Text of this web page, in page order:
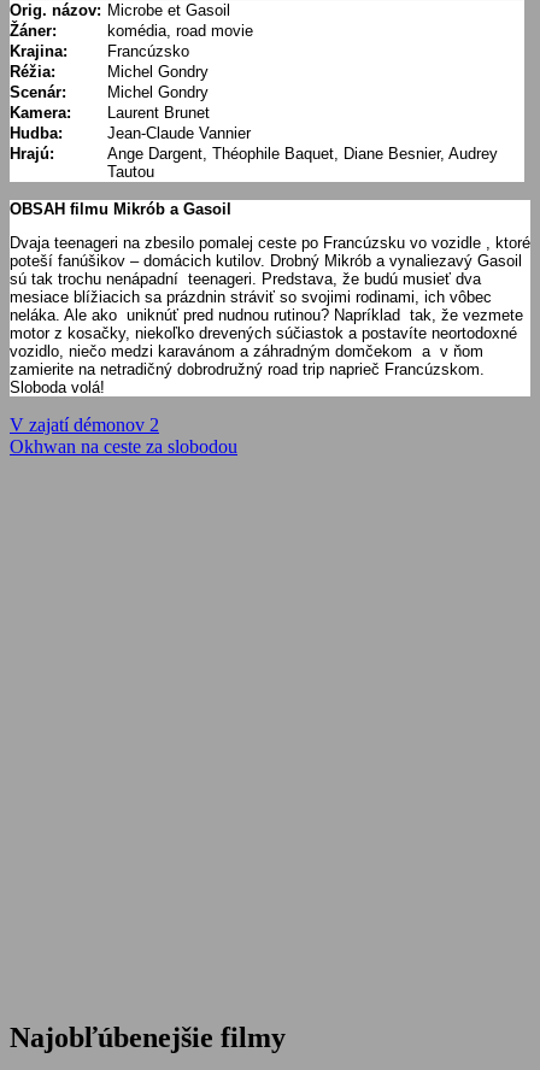
Orig. názov: Microbe et Gasoil
Žáner:
komédia, road movie
Krajina:
Francúzsko
Réžia:
Michel Gondry
Scenár:
Michel Gondry
Kamera:
Laurent Brunet
Hudba:
Jean-Claude Vannier
Hrajú:
Ange Dargent, Théophile Baquet, Diane Besnier, Audrey
Tautou
OBSAH filmu Mikrób a Gasoil
Dvaja teenageri na zbesilo pomalej ceste po Francúzsku vo vozidle , ktoré
poteší fanúšikov – domácich kutilov. Drobný Mikrób a vynaliezavý Gasoil
sú tak trochu nenápadní teenageri. Predstava, že budú musieť dva
mesiace blížiacich sa prázdnin stráviť so svojimi rodinami, ich vôbec
neláka. Ale ako uniknúť pred nudnou rutinou? Napríklad tak, že vezmete
motor z kosačky, niekoľko drevených súčiastok a postavíte neortodoxné
vozidlo, niečo medzi karavánom a záhradným domčekom a v ňom
zamierite na netradičný dobrodružný road trip naprieč Francúzskom.
Sloboda volá!
Navigácia
v
Previous
Post:
V zajatí démonov 2
Next
Okhwan na ceste za slobodou
Najobľúbenejšie filmy